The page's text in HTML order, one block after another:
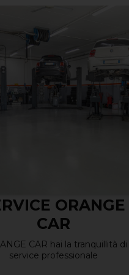
di serie
Scade il 05-10-2026